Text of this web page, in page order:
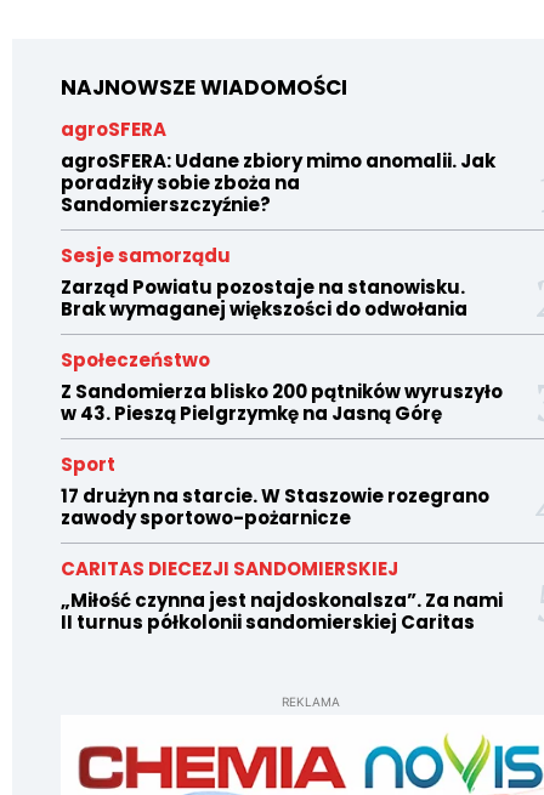
NAJNOWSZE WIADOMOŚCI
agroSFERA
agroSFERA: Udane zbiory mimo anomalii. Jak
poradziły sobie zboża na
Sandomierszczyźnie?
Sesje samorządu
Zarząd Powiatu pozostaje na stanowisku.
Brak wymaganej większości do odwołania
Społeczeństwo
Z Sandomierza blisko 200 pątników wyruszyło
w 43. Pieszą Pielgrzymkę na Jasną Górę
Sport
17 drużyn na starcie. W Staszowie rozegrano
zawody sportowo-pożarnicze
CARITAS DIECEZJI SANDOMIERSKIEJ
„Miłość czynna jest najdoskonalsza”. Za nami
II turnus półkolonii sandomierskiej Caritas
REKLAMA